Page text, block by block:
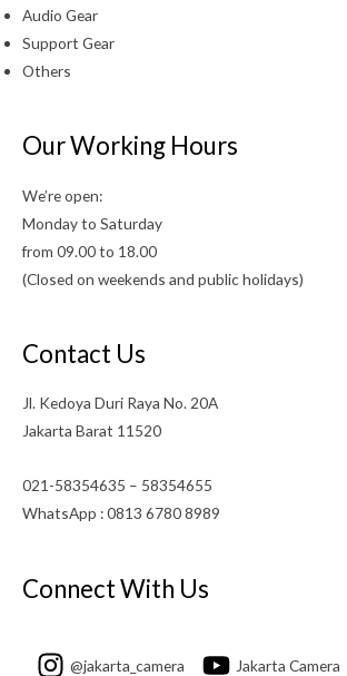
Audio Gear
Support Gear
Others
Our Working Hours
We’re open:
Monday to Saturday
from 09.00 to 18.00
(Closed on weekends and public holidays)
Contact Us
Jl. Kedoya Duri Raya No. 20A
Jakarta Barat 11520
021-58354635 – 58354655
WhatsApp : 0813 6780 8989
Connect With Us
@jakarta_camera Jakarta Camera